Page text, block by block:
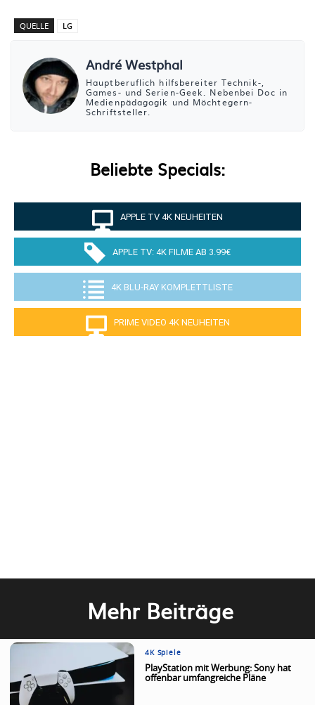
QUELLE LG
André Westphal
Hauptberuflich hilfsbereiter Technik-,
Games- und Serien-Geek. Nebenbei Doc in
Medienpädagogik und Möchtegern-
Schriftsteller.
Beliebte Specials:
APPLE TV 4K NEUHEITEN
APPLE TV: 4K FILME AB 3.99€
4K BLU-RAY KOMPLETTLISTE
PRIME VIDEO 4K NEUHEITEN
Mehr Beiträge
4K Spiele
PlayStation mit Werbung: Sony hat
offenbar umfangreiche Pläne